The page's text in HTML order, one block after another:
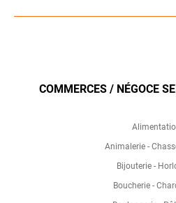
COMMERCES / NÉGOCE
Animalerie -
Bijouterie -
Boucherie -